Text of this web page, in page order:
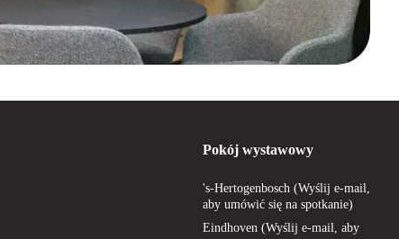
Pokój wystawowy
's-Hertogenbosch (Wyślij e-mail,
aby umówić się na spotkanie)
Eindhoven (Wyślij e-mail, aby